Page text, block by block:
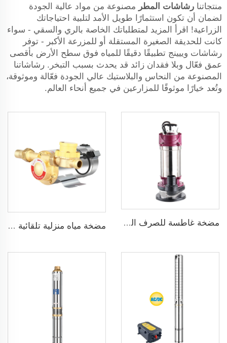
منتجاتنا رشاشات المطر مصنوعة من مواد عالية الجودة
لضمان أن تكون استثمارًا طويل الأمد لتلبية احتياجاتك
الزراعية! اقرأ المزيد لمتطلباتك الخاصة بالري والسقي - سواء
كانت للحديقة الصغيرة المستقلة أو للمزرعة الأكبر - توفر
رشاشات وييينج تطبيقًا دقيقًا للمياه فوق سطح الأرض بأقصى
عمق فعّال وبلا فقدان زائد قد يحدث بسبب التبخر. رشاشاتنا
المصنوعة من النحاس والبلاستيك عالي الجودة فعّالة وموثوقة،
وتُعد خيارًا موثوقًا للمزارعين في جميع أنحاء العالم.
مضخة غاطسة للصرف الصحي للمياه القذرة مضخة مياه منزلية تلقائية ضاغطة بضغط 160psi